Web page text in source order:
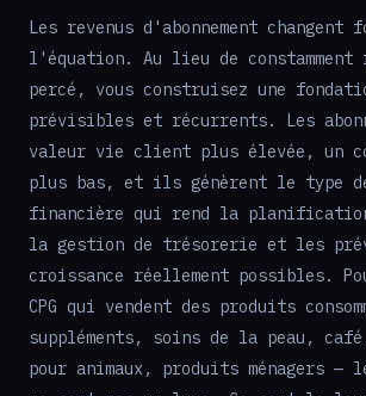
Les revenus d'abonnement changent
l'équation. Au lieu de constamment
percé, vous construisez une
prévisibles et récurrents. Les
valeur vie client plus élevée, un
plus bas, et ils génèrent le type
financière qui rend la
la gestion de trésorerie et les
croissance réellement possibles.
CPG qui vendent des produits
suppléments, soins de la peau,
pour animaux, produits ménagers —